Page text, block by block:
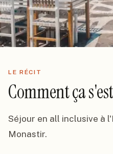
LE RÉCIT
Comment ça
Séjour en all inclusive à
Monastir.